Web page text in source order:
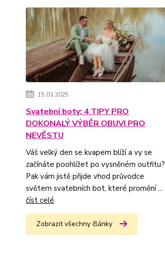
15.03.2025
Svatební boty: 4 TIPY PRO
DOKONALÝ VÝBĚR OBUVI PRO
NEVĚSTU
Váš velký den se kvapem blíží a vy se
začínáte poohlížet po vysněném outfitu?
Pak vám jistě přijde vhod průvodce
světem svatebních bot, které promění ...
číst celé
Zobrazit všechny články